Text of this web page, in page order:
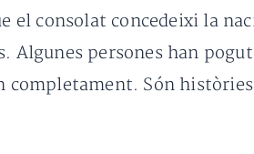
el consolat concedeixi la
Algunes persones han
completament. Són